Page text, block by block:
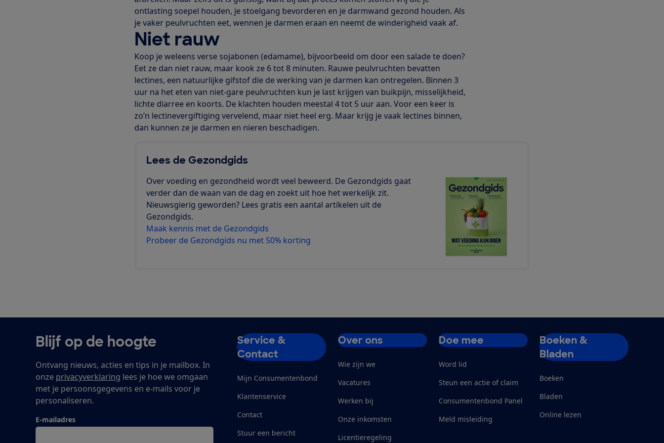
ontlasting soepel houden, je stoelgang bevorderen en je darmwand gezond houden. Als
je vaker peulvruchten eet, wennen je darmen eraan en neemt de winderigheid vaak af.
Niet rauw
Koop je weleens verse sojabonen (edamame), bijvoorbeeld om door een salade te doen?
Eet ze dan niet rauw, maar kook ze 6 tot 8 minuten. Rauwe peulvruchten bevatten
lectines, een natuurlijke gifstof die de werking van je darmen kan ontregelen. Binnen 3
uur na het eten van niet-gare peulvruchten kun je last krijgen van buikpijn, misselijkheid,
lichte diarree en koorts. De klachten houden meestal 4 tot 5 uur aan. Voor een keer is
zo’n lectinevergiftiging vervelend, maar niet heel erg. Maar krijg je vaak lectines binnen,
dan kunnen ze je darmen en nieren beschadigen.
Lees de Gezondgids
Over voeding en gezondheid wordt veel beweerd. De Gezondgids gaat
verder dan de waan van de dag en zoekt uit hoe het werkelijk zit.
Nieuwsgierig geworden? Lees gratis een aantal artikelen uit de
Gezondgids.
Maak kennis met de Gezondgids
Probeer de Gezondgids nu met 50% korting
Blijf op de hoogte
Ontvang nieuws, acties en tips in je mailbox. In
onze privacyverklaring lees je hoe we omgaan
met je persoonsgegevens en e-mails voor je
personaliseren.
E-mailadres
Service &
Contact
Mijn Consumentenbond
Klantenservice
Contact
Stuur een bericht
Over ons
Wie zijn we
Vacatures
Werken bij
Onze inkomsten
Licentieregeling
Doe mee
Word lid
Steun een actie of claim
Consumentenbond Panel
Meld misleiding
Boeken &
Bladen
Boeken
Bladen
Online lezen